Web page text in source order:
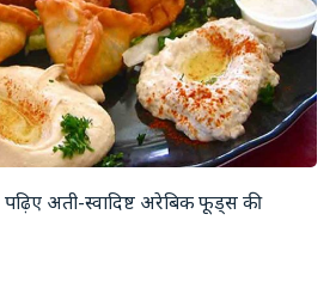
अती-स्वादिष्ट अरेबिक फूड्स की